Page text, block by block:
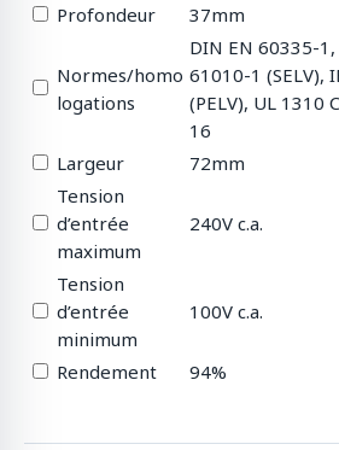
Profondeur
37mm
Normes/homo
logations
DIN EN 60335-
61010-1 (SELV),
(PELV), UL 1310
16
Largeur
72mm
Tension
d’entrée
maximum
240V c.a.
Tension
d’entrée
minimum
100V c.a.
Rendement 94%